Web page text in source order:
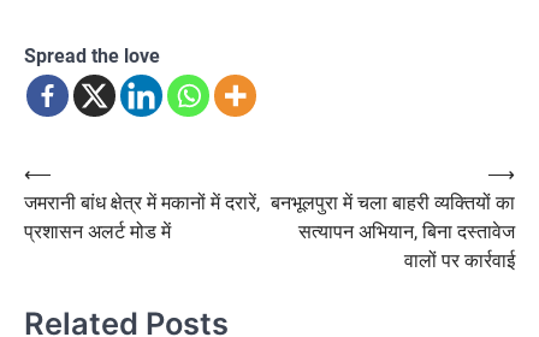
Spread the love
Post
navigation
⟵
जमरानी बांध क्षेत्र में मकानों में दरारें,
प्रशासन अलर्ट मोड में
बनभूलपुरा में चला बाहरी व्यक्तियों का
सत्यापन अभियान, बिना दस्तावेज
वालों पर कार्रवाई
⟶
Related Posts